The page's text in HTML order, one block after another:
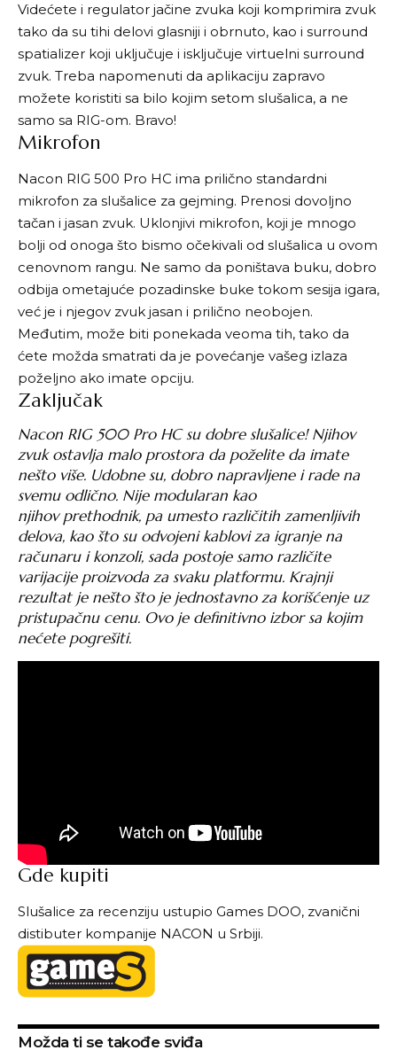
Videćete i regulator jačine zvuka koji komprimira zvuk
tako da su tihi delovi glasniji i obrnuto, kao i surround
spatializer koji uključuje i isključuje virtuelni surround
zvuk. Treba napomenuti da aplikaciju zapravo
možete koristiti sa bilo kojim setom slušalica, a ne
samo sa RIG-om. Bravo!
Mikrofon
Nacon RIG 500 Pro HC ima prilično standardni
mikrofon za slušalice za gejming. Prenosi dovoljno
tačan i jasan zvuk. Uklonjivi mikrofon, koji je mnogo
bolji od onoga što bismo očekivali od slušalica u ovom
cenovnom rangu. Ne samo da poništava buku, dobro
odbija ometajuće pozadinske buke tokom sesija igara,
već je i njegov zvuk jasan i prilično neobojen.
Međutim, može biti ponekada veoma tih, tako da
ćete možda smatrati da je povećanje vašeg izlaza
poželjno ako imate opciju.
Zaključak
Nacon RIG 500 Pro HC su dobre slušalice! Njihov
zvuk ostavlja malo prostora da poželite da imate
nešto više. Udobne su, dobro napravljene i rade na
svemu odlično. Nije modularan kao
njihov prethodnik, pa umesto različitih zamenljivih
delova, kao što su odvojeni kablovi za igranje na
računaru i konzoli, sada postoje samo različite
varijacije proizvoda za svaku platformu. Krajnji
rezultat je nešto što je jednostavno za korišćenje uz
pristupačnu cenu. Ovo je definitivno izbor sa kojim
nećete pogrešiti.
Gde kupiti
Slušalice za recenziju ustupio Games DOO, zvanični
distibuter kompanije NACON u Srbiji.
Možda ti se takođe sviđa